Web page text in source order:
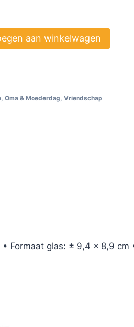
aan winkelwagen
, Oma & Moederdag Vriendschap
Formaat glas: ± 9,4 x 8,9 cm